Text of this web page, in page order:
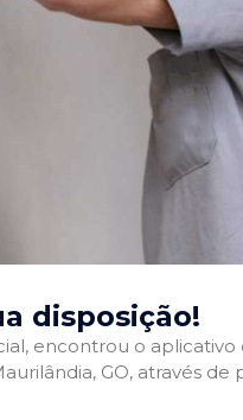
disposição!
encontrou o aplicativo
GO, através de